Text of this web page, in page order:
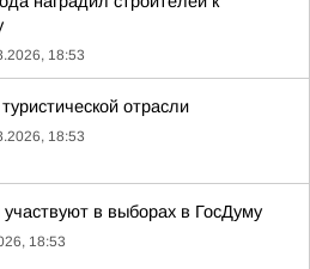
18:53
отрасли
18:53
участвуют в выборах в ГосДуму
18:53